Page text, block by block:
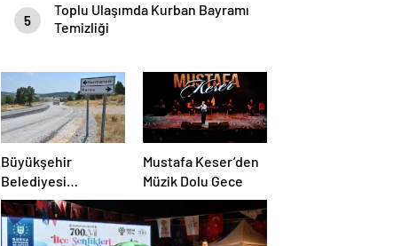
5
Toplu Ulaşımda Kurban Bayramı
Temizliği
Büyükşehir
Belediyesi
Harmancık’ta Yolları
Yeniliyor
Mustafa Keser’den
Müzik Dolu Gece